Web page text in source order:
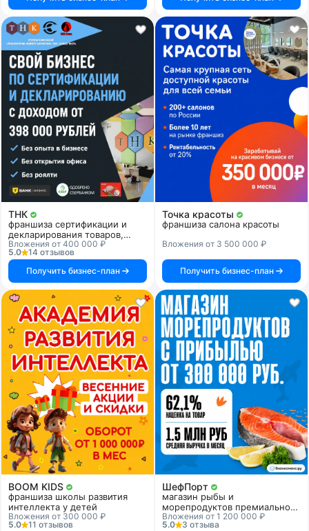
ТНК
франшиза сертификации и
декларирования товаров,
продукции и услуг
Вложения от 400 000 ₽
5.0
14 отзывов
Получить бизнес-план
Точка красоты
франшиза салона красоты
Вложения от 3 500 000 ₽
Получить бизнес-план
BOOM KIDS
франшиза школы развития
интеллекта у детей
Вложения от 300 000 ₽
5.0
11 отзывов
ШефПорт
магазин рыбы и
морепродуктов премиального
качества
Вложения от 1 200 000 ₽
5.0
3 отзыва